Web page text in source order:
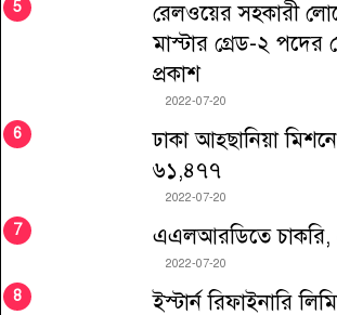
রেলওয়ের সহকারী
মাস্টার গ্রেড-২ পদের
প্রকাশ
2022-07-20
ঢাকা আহ্ছানিয়া
৬১,৪৭৭
2022-07-20
এএলআরডিতে
2022-07-20
ইস্টার্ন রিফাইনারি